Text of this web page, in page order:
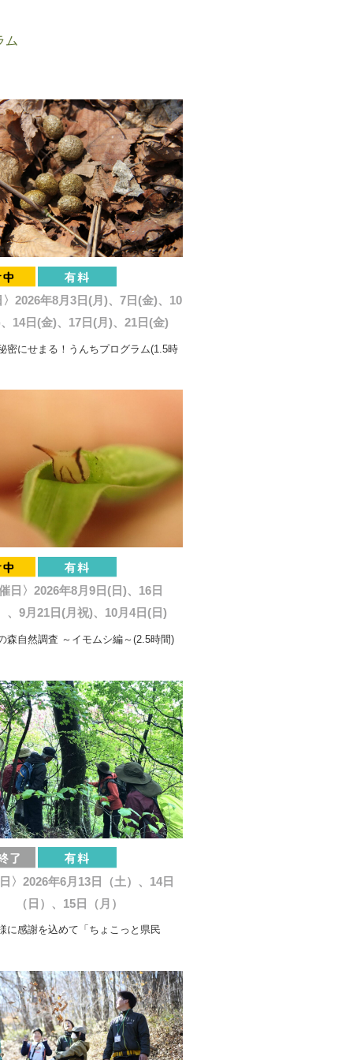
ム
〉2026年8月3日(月)、7日(金)、10
、14日(金)、17日(月)、21日(金)
密にせまる！うんちプログラム(1.5時
催日〉2026年8月9日(日)、16日
、9月21日(月祝)、10月4日(日)
森自然調査 ～イモムシ編～(2.5時間)
日〉2026年6月13日（土）、14日
（日）、15日（月）
に感謝を込めて「ちょこっと県民